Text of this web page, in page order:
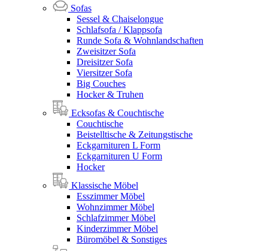
Sofas
Sessel & Chaiselongue
Schlafsofa / Klappsofa
Runde Sofa & Wohnlandschaften
Zweisitzer Sofa
Dreisitzer Sofa
Viersitzer Sofa
Big Couches
Hocker & Truhen
Ecksofas & Couchtische
Couchtische
Beistelltische & Zeitungstische
Eckgarnituren L Form
Eckgarnituren U Form
Hocker
Klassische Möbel
Esszimmer Möbel
Wohnzimmer Möbel
Schlafzimmer Möbel
Kinderzimmer Möbel
Büromöbel & Sonstiges